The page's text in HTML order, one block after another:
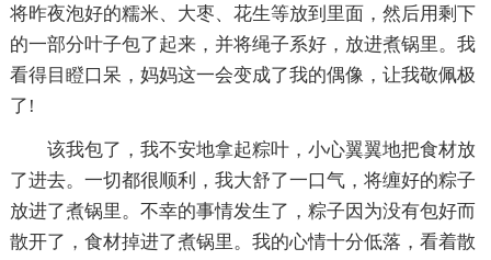
将昨夜泡好的糯米、大枣、花生等放到里面，然后用剩下
的一部分叶子包了起来，并将绳子系好，放进煮锅里。我
看得目瞪口呆，妈妈这一会变成了我的偶像，让我敬佩极
了!
该我包了，我不安地拿起粽叶，小心翼翼地把食材放
了进去。一切都很顺利，我大舒了一口气，将缠好的粽子
放进了煮锅里。不幸的事情发生了，粽子因为没有包好而
散开了，食材掉进了煮锅里。我的心情十分低落，看着散